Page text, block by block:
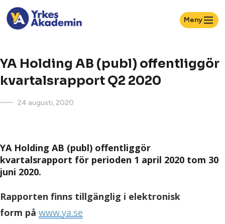
Meny
YA Holding AB (publ) offentliggör
kvartalsrapport Q2 2020
24 augusti, 2020
YA Holding AB (publ) offentliggör
kvartalsrapport för perioden 1 april 2020 tom 30
juni 2020.
Rapporten finns tillgänglig i elektronisk
form på www.ya.se